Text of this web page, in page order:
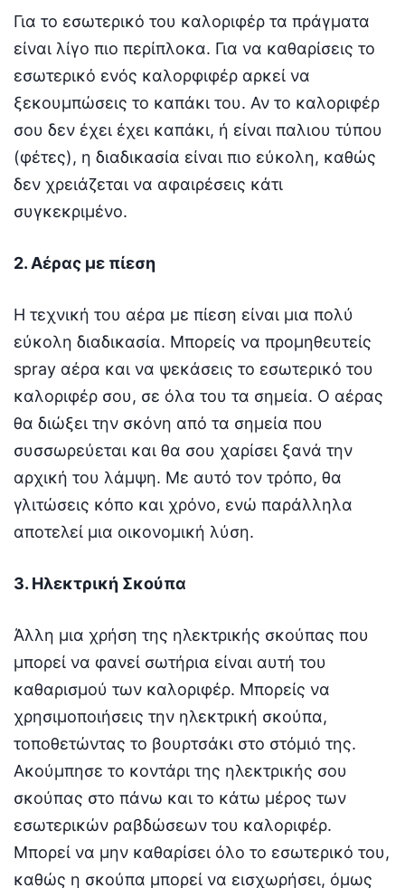
Για το εσωτερικό του καλοριφέρ τα πράγματα
είναι λίγο πιο περίπλοκα. Για να καθαρίσεις το
εσωτερικό ενός καλορφιφέρ αρκεί να
ξεκουμπώσεις το καπάκι του. Αν το καλοριφέρ
σου δεν έχει έχει καπάκι, ή είναι παλιου τύπου
(φέτες), η διαδικασία είναι πιο εύκολη, καθώς
δεν χρειάζεται να αφαιρέσεις κάτι
συγκεκριμένο.
2. Αέρας με πίεση
Η τεχνική του αέρα με πίεση είναι μια πολύ
εύκολη διαδικασία. Μπορείς να προμηθευτείς
spray αέρα και να ψεκάσεις το εσωτερικό του
καλοριφέρ σου, σε όλα του τα σημεία. Ο αέρας
θα διώξει την σκόνη από τα σημεία που
συσσωρεύεται και θα σου χαρίσει ξανά την
αρχική του λάμψη. Με αυτό τον τρόπο, θα
γλιτώσεις κόπο και χρόνο, ενώ παράλληλα
αποτελεί μια οικονομική λύση.
3. Ηλεκτρική Σκούπα
Άλλη μια χρήση της ηλεκτρικής σκούπας που
μπορεί να φανεί σωτήρια είναι αυτή του
καθαρισμού των καλοριφέρ. Μπορείς να
χρησιμοποιήσεις την ηλεκτρική σκούπα,
τοποθετώντας το βουρτσάκι στο στόμιό της.
Ακούμπησε το κοντάρι της ηλεκτρικής σου
σκούπας στο πάνω και το κάτω μέρος των
εσωτερικών ραβδώσεων του καλοριφέρ.
Μπορεί να μην καθαρίσει όλο το εσωτερικό του,
καθώς η σκούπα μπορεί να εισχωρήσει, όμως